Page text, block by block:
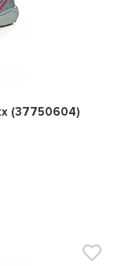
0
(37750604)